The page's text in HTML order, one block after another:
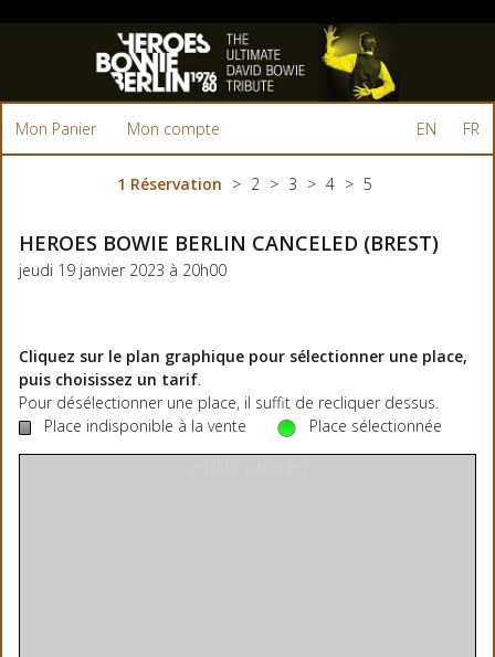
FR
EN
Mon Panier Mon compte
Réservation
HEROES BOWIE BERLIN CANCELED (BREST)
jeudi 19 janvier 2023 à 20h00
Cliquez sur le plan graphique pour sélectionner une place,
puis choisissez un tarif.
Pour désélectionner une place, il suffit de recliquer dessus.
Place indisponible à la vente
Place sélectionnée